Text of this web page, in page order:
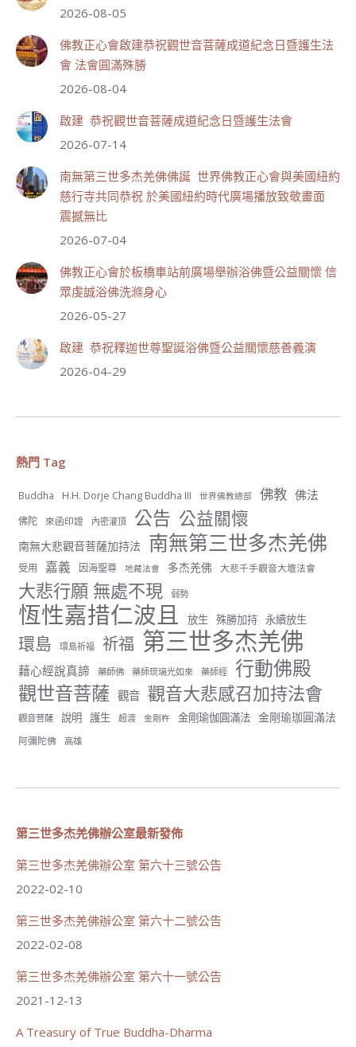
110 32 則留言
分享
世界佛教正心會
July 19, 2026, 1:40 AM
觀看更多
53 27 則留言
July 19, 2026, 1:38 AM
觀看更多
分享
世界佛教正心會
June 22, 2026, 10:11 AM
[世界佛教正心會 新聞報導]
正心會行善列車開向花蓮基隆， 關心榮民、榮眷及遺
孤！
#正心會
#新北記者職業工會
#基隆榮服處
#花蓮榮家
91 42 則留言
分享
世界佛教正心會
June 21, 2026, 12:54 AM
觀看更多
2026-08-05
佛教正心會啟建恭祝觀世音菩薩成道紀念日暨護生法
會 法會圓滿殊勝
2026-08-04
啟建 恭祝觀世音菩薩成道紀念日暨護生法會
2026-07-14
南無第三世多杰羌佛佛誕 世界佛教正心會與美國紐約
慈行寺共同恭祝 於美國紐約時代廣場播放致敬畫面
震撼無比
2026-07-04
佛教正心會於板橋車站前廣場舉辦浴佛暨公益關懷 信
眾虔誠浴佛洗滌身心
2026-05-27
啟建 恭祝釋迦世尊聖誕浴佛暨公益關懷慈善義演
2026-04-29
熱門 Tag
Buddha H.H. Dorje Chang Buddha III 世界佛教總部 佛教 佛法
佛陀 來函印證 內密灌頂 公告 公益關懷
南無大悲觀音菩薩加持法 南無第三世多杰羌佛
受用 嘉義 因海聖尊 地藏法會 多杰羌佛 大悲千手觀音大壇法會
大悲行願 無處不現 弱勢
恆性嘉措仁波且 放生 殊勝加持 永續放生
環島 環島祈福 祈福 第三世多杰羌佛
藉心經說真諦 藥師佛 藥師琉璃光如來 藥師經 行動佛殿
觀世音菩薩 觀音 觀音大悲感召加持法會
觀音菩薩 說明 護生 超渡 金剛杵 金剛瑜伽圓滿法 金剛瑜珈圓滿法
阿彌陀佛 高雄
第三世多杰羌佛辦公室最新發佈
第三世多杰羌佛辦公室 第六十三號公告
2022-02-10
第三世多杰羌佛辦公室 第六十二號公告
2022-02-08
第三世多杰羌佛辦公室 第六十一號公告
2021-12-13
A Treasury of True Buddha-Dharma